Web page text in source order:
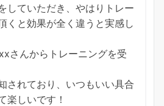
していただき、やはりトレー
くと効果が全く違うと実感し
さんからトレーニングを受
されており、いつもいい具合
楽しいです！